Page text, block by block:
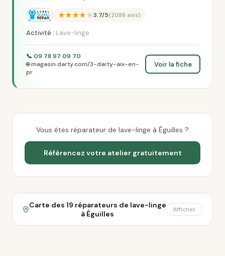
★★★★★3.7/5(2088 avis)
Activité : Lave-linge
📞 09 78 97 09 70
🌐 magasin.darty.com/3-darty-aix-en-
pr
Voir la fiche
Vous êtes réparateur de lave-linge à Éguilles ?
Référencez votre atelier gratuitement
Carte des 19 réparateurs de lave-linge
à Éguilles
Afficher